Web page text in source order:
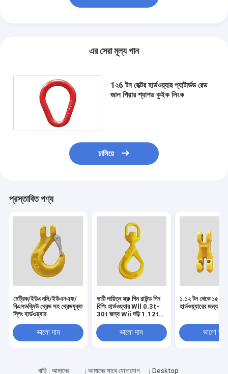
এর সেরা মূল্য পান
1২6 টন হেক্টর হার্ডওয়্যার প্যাটার্ডড রেড
জাল পিয়ার শ্যাপড কুইক লিংক
চালিয়ে
প্রস্তাবিত পণ্য
মেট্রিক/ইউএনসি/ইউএনএফ/
বিএসডব্লিউ থ্রেড সহ থ্রেডযুক্ত
স্লিং হার্ডওয়্যার
ভালো দাম
ভারী দায়িত্ব স্ক্রু পিন রাউন্ড পিন
রিগিং হার্ডওয়্যার Wll 0.3t-
30t জন্য Wii দড়ি 1.12t-
ভালো দাম
১.১২ টন থেকে ১৫ টন
হার্ডওয়্যারের জন্য
ভালো দাম
বাড়ি আমাদের আমাদের সাথে যোগাযোগ Desktop